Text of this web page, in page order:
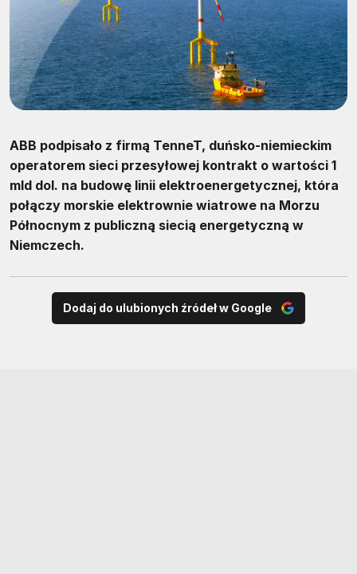
ABB podpisało z firmą TenneT, duńsko-niemieckim
operatorem sieci przesyłowej kontrakt o wartości 1
mld dol. na budowę linii elektroenergetycznej, która
połączy morskie elektrownie wiatrowe na Morzu
Północnym z publiczną siecią energetyczną w
Niemczech.
Dodaj do ulubionych źródeł w Google